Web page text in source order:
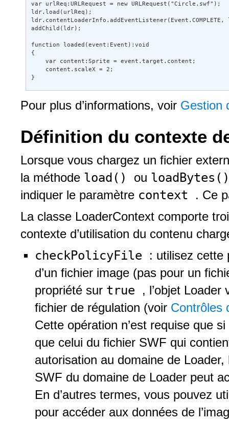
var urlReq:URLRequest = new URLRequest("Circle.swf");
ldr.load(urlReq);
addChild(ldr);
function loaded(event:Event):void
{
    var content:Sprite = event.target.content;
    content.scaleX = 2;
}
Pour plus d’informations, voir Gestion
Définition du contexte
Lorsque vous chargez un fichier
la méthode load() ou
indiquer le paramètre context
. Ce
La classe LoaderContext comporte
contexte d’utilisation du contenu
checkPolicyFile
: utilisez cette
d’un fichier image (pas pour un
propriété sur true
, l’objet Loader
fichier de régulation (voir Contrôles
Cette opération n’est requise que
que celui du fichier SWF qui
autorisation au domaine de
SWF du domaine de Loader peut
En d’autres termes, vous pouvez
pour accéder aux données de